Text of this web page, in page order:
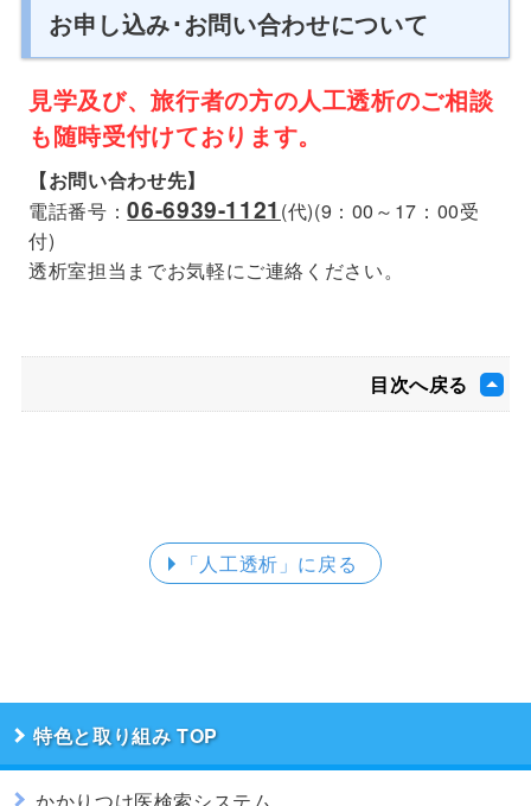
お申し込み･お問い合わせについて
見学及び、旅行者の方の人工透析のご相談
も随時受付けております。
【お問い合わせ先】
電話番号：06-6939-1121 (代)(9：00～17：00受
付)
透析室担当までお気軽にご連絡ください。
目次へ戻る
「人工透析」 に戻る
特色と取り組み